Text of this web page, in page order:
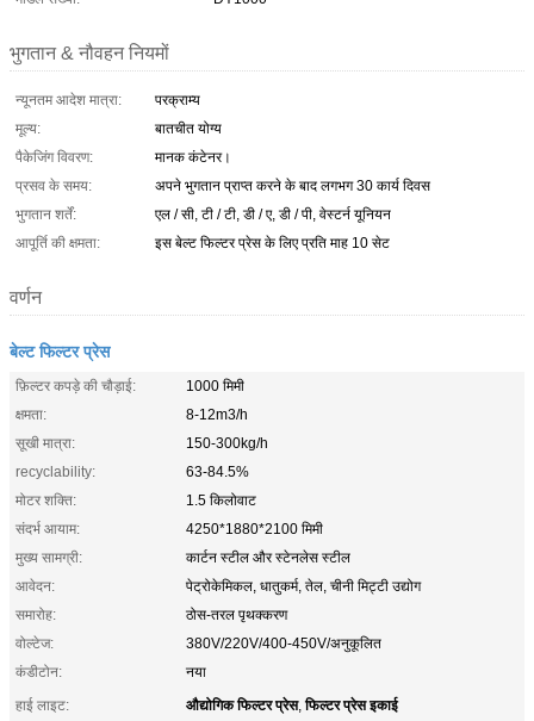
भुगतान & नौवहन नियमों
न्यूनतम आदेश मात्रा:
परक्राम्य
मूल्य:
बातचीत योग्य
पैकेजिंग विवरण:
मानक कंटेनर।
प्रसव के समय:
अपने भुगतान प्राप्त करने के बाद लगभग 30 कार्य दिवस
भुगतान शर्तें:
एल / सी, टी / टी, डी / ए, डी / पी, वेस्टर्न यूनियन
आपूर्ति की क्षमता:
इस बेल्ट फिल्टर प्रेस के लिए प्रति माह 10 सेट
वर्णन
बेल्ट फिल्टर प्रेस
फ़िल्टर कपड़े की चौड़ाई:
1000 मिमी
क्षमता:
8-12m3/h
सूखी मात्रा:
150-300kg/h
recyclability:
63-84.5%
मोटर शक्ति:
1.5 किलोवाट
संदर्भ आयाम:
4250*1880*2100 मिमी
मुख्य सामग्री:
कार्टन स्टील और स्टेनलेस स्टील
आवेदन:
पेट्रोकेमिकल, धातुकर्म, तेल, चीनी मिट्टी उद्योग
समारोह:
ठोस-तरल पृथक्करण
वोल्टेज:
380V/220V/400-450V/अनुकूलित
कंडीटोन:
नया
हाई लाइट:
औद्योगिक फिल्टर प्रेस,फिल्टर प्रेस इकाई